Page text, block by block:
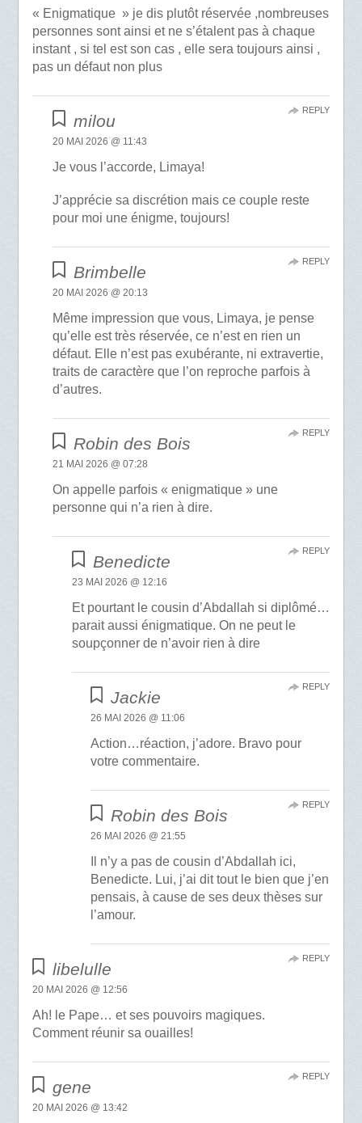
« Enigmatique » je dis plutôt réservée ,nombreuses
personnes sont ainsi et ne s’étalent pas à chaque
instant , si tel est son cas , elle sera toujours ainsi ,
pas un défaut non plus
milou
20 MAI 2026 @ 11:43
Je vous l’accorde, Limaya!
J’apprécie sa discrétion mais ce couple reste
pour moi une énigme, toujours!
REPLY
Brimbelle
20 MAI 2026 @ 20:13
Même impression que vous, Limaya, je pense
qu’elle est très réservée, ce n’est en rien un
défaut. Elle n’est pas exubérante, ni extravertie,
traits de caractère que l’on reproche parfois à
d’autres.
REPLY
Robin des Bois
21 MAI 2026 @ 07:28
On appelle parfois « enigmatique » une
personne qui n’a rien à dire.
REPLY
Benedicte
23 MAI 2026 @ 12:16
Et pourtant le cousin d’Abdallah si diplômé…
parait aussi énigmatique. On ne peut le
soupçonner de n’avoir rien à dire
REPLY
Jackie
26 MAI 2026 @ 11:06
Action…réaction, j’adore. Bravo pour
votre commentaire.
REPLY
Robin des Bois
26 MAI 2026 @ 21:55
Il n’y a pas de cousin d’Abdallah ici,
Benedicte. Lui, j’ai dit tout le bien que j’en
pensais, à cause de ses deux thèses sur
l’amour.
REPLY
libelulle
20 MAI 2026 @ 12:56
Ah! le Pape… et ses pouvoirs magiques.
Comment réunir sa ouailles!
REPLY
gene
20 MAI 2026 @ 13:42
REPLY